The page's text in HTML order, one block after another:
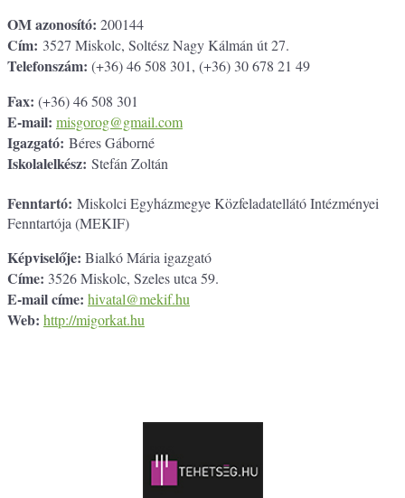
OM azonosító: 200144
Cím: 3527 Miskolc, Soltész Nagy Kálmán út 27.
Telefonszám: (+36) 46 508 301, (+36) 30 678 21 49
Fax: (+36) 46 508 301
E-mail: misgorog@gmail.com
Igazgató: Béres Gáborné
Iskolalelkész: Stefán Zoltán
Fenntartó: Miskolci Egyházmegye Közfeladatellátó Intézményei
Fenntartója (MEKIF)
Képviselője: Bialkó Mária igazgató
Címe: 3526 Miskolc, Szeles utca 59.
E-mail címe: hivatal@mekif.hu
Web: http://migorkat.hu